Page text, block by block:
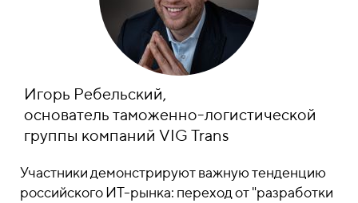
Игорь Ребельский,
основатель таможенно-логистической
группы компаний VIG Trans
Участники демонстрируют важную тенденцию
российского ИТ-рынка: переход от "разработки